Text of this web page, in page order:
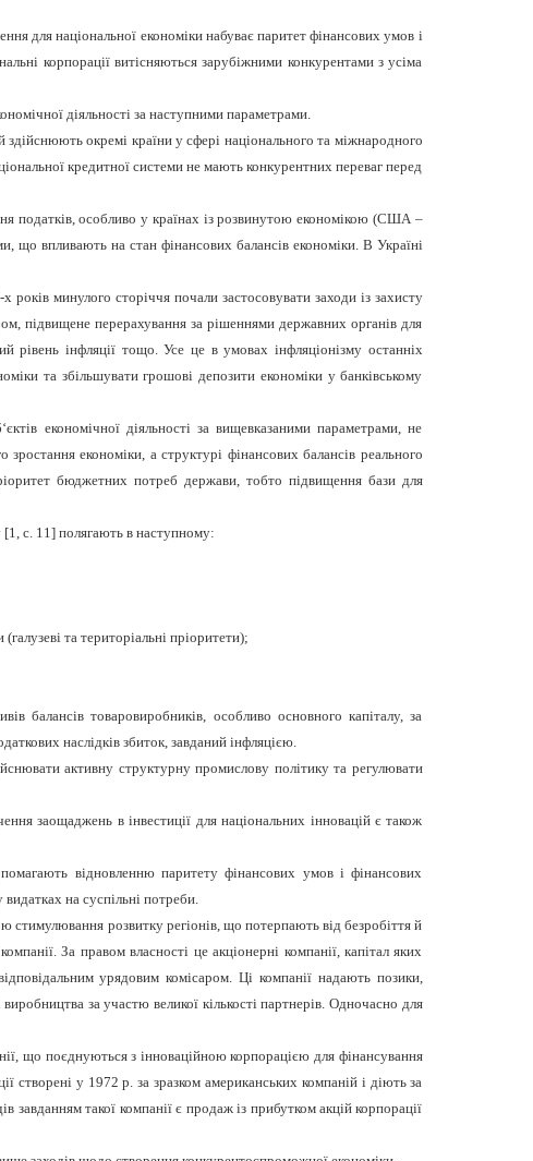
для національної економіки набуває паритет фінансових умов і
корпорації витісняються зарубіжними конкурентами з усіма
діяльності за наступними параметрами.
окремі країни у сфері національного та міжнародного
кредитної системи не мають конкурентних переваг перед
податків, особливо у країнах із розвинутою економікою (США –
що впливають на стан фінансових балансів економіки. В Україні
минулого сторіччя почали застосовувати заходи із захисту
підвищене перерахування за рішеннями державних органів для
рівень інфляції тощо. Усе це в умовах інфляціонізму останніх
та збільшувати грошові депозити економіки у банківському
економічної діяльності за вищевказаними параметрами, не
економіки, а структурі фінансових балансів реального
бюджетних потреб держави, тобто підвищення бази для
[1, с. 11] полягають в наступному:
та територіальні пріоритети);
балансів товаровиробників, особливо основного капіталу, за
наслідків збиток, завданий інфляцією.
активну структурну промислову політику та регулювати
заощаджень в інвестиції для національних інновацій є також
відновленню паритету фінансових умов і фінансових
на суспільні потреби.
стимулювання розвитку регіонів, що потерпають від безробіття й
За правом власності це акціонерні компанії, капітал яких
урядовим комісаром. Ці компанії надають позики,
за участю великої кількості партнерів. Одночасно для
що поєднуються з інноваційною корпорацією для фінансування
створені у 1972 р. за зразком американських компаній і діють за
такої компанії є продаж із прибутком акцій корпорації